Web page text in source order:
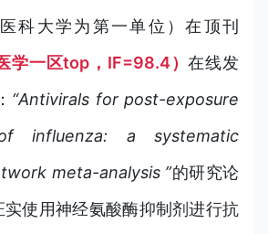
科大学为第一单位）在顶刊
医学一区top，IF=98.4）在线发
“Antivirals for post-exposure
influenza: a systematic
meta-analysis ”的研究论
使用神经氨酸酶抑制剂进行抗